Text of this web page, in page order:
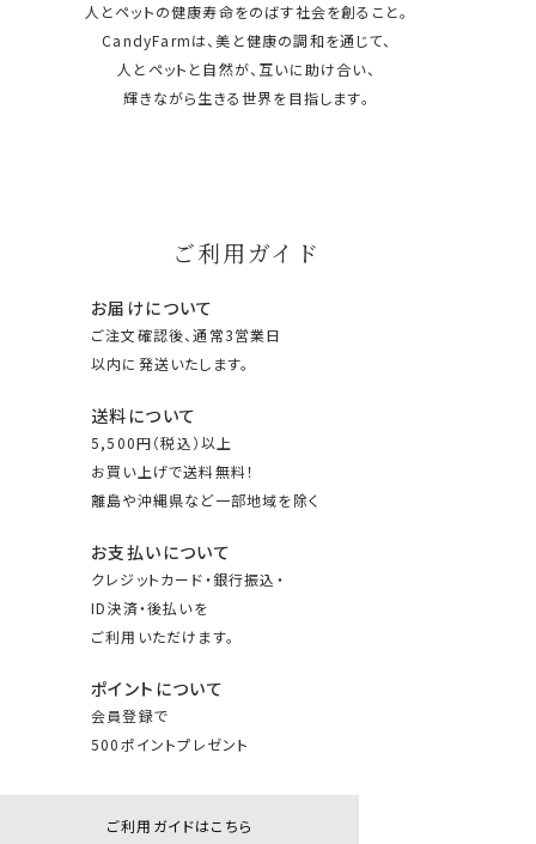
人とペットの健康寿命をのばす社会を創ること。
CandyFarmは、美と健康の調和を通じて、
人とペットと自然が、互いに助け合い、
輝きながら生きる世界を目指します。
ご利用ガイド
お届けについて
ご注文確認後、通常3営業日
以内に発送いたします。
送料について
5,500円（税込）以上
お買い上げで送料無料！
離島や沖縄県など一部地域を除く
お支払いについて
クレジットカード・銀行振込・
ID決済・後払いを
ご利用いただけます。
ポイントについて
会員登録で
500ポイントプレゼント
ご利用ガイドはこちら